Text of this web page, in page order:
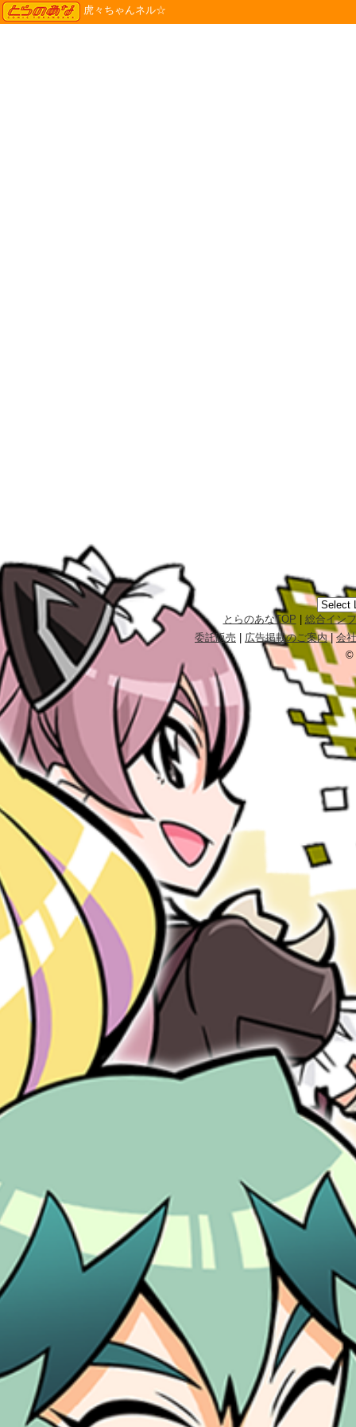
TORANOANA
虎々ちゃんネル☆
とらのあなTOP
総合イン
委託販売
広告掲載のご案内|会
©